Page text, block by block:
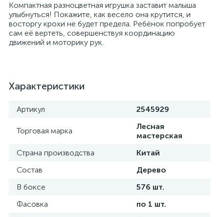
Компактная разноцветная игрушка заставит малыша
улыбнуться! Покажите, как весело она крутится, и
восторгу крохи не будет предела. Ребёнок попробует
сам её вертеть, совершенствуя координацию
движений и моторику рук.
Характеристики
Артикул 2545929
Торговая марка
Лесная
мастерская
Страна производства
Китай
Состав
Дерево
В боксе
576 шт.
Фасовка
по 1 шт.